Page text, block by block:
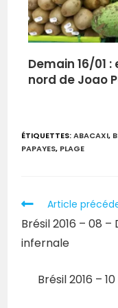
Demain 16/01
nord de Joao
ÉTIQUETTES:ABACAXI,
PAPAYES, PLAGE
Article
Brésil 2016 – 08
infernale
Brésil 2016 –